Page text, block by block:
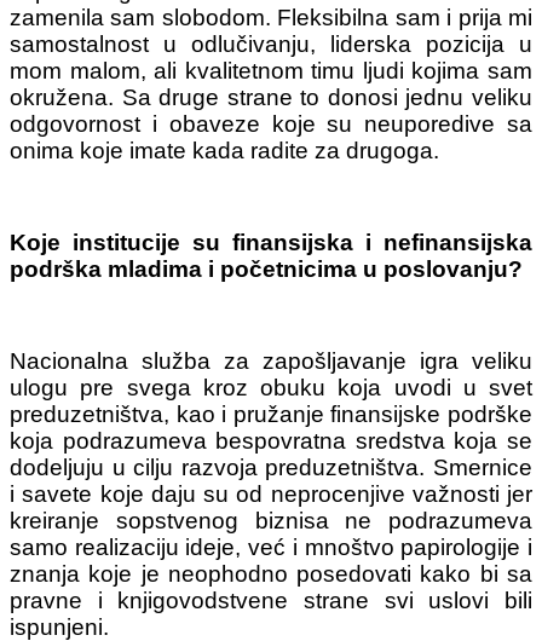
zamenila sam slobodom. Fleksibilna sam i prija mi
samostalnost u odlučivanju, liderska pozicija u
mom malom, ali kvalitetnom timu ljudi kojima sam
okružena. Sa druge strane to donosi jednu veliku
odgovornost i obaveze koje su neuporedive sa
onima koje imate kada radite za drugoga.
Koje institucije su finansijska i nefinansijska
podrška mladima i početnicima u poslovanju?
Nacionalna služba za zapošljavanje igra veliku
ulogu pre svega kroz obuku koja uvodi u svet
preduzetništva, kao i pružanje finansijske podrške
koja podrazumeva bespovratna sredstva koja se
dodeljuju u cilju razvoja preduzetništva. Smernice
i savete koje daju su od neprocenjive važnosti jer
kreiranje sopstvenog biznisa ne podrazumeva
samo realizaciju ideje, već i mnoštvo papirologije i
znanja koje je neophodno posedovati kako bi sa
pravne i knjigovodstvene strane svi uslovi bili
ispunjeni.